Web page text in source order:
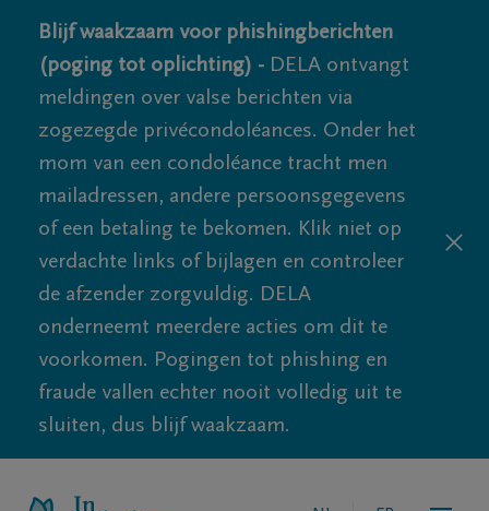
Blijf waakzaam voor phishingberichten
(poging tot oplichting) - DELA ontvangt
meldingen over valse berichten via
zogezegde privécondoléances. Onder het
mom van een condoléance tracht men
mailadressen, andere persoonsgegevens
of een betaling te bekomen. Klik niet op
verdachte links of bijlagen en controleer
de afzender zorgvuldig. DELA
onderneemt meerdere acties om dit te
voorkomen. Pogingen tot phishing en
fraude vallen echter nooit volledig uit te
sluiten, dus blijf waakzaam.